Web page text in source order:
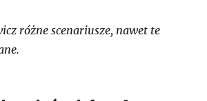
różne scenariusze, nawet te